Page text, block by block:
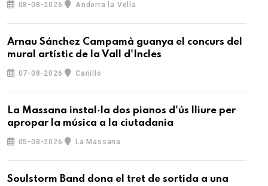
08-08-2026 Andorra la Vella
Arnau Sánchez Campamà guanya el concurs del
mural artístic de la Vall d'Incles
07-08-2026 Canillo
La Massana instal·la dos pianos d'ús lliure per
apropar la música a la ciutadania
05-08-2026 La Massana
Soulstorm Band dona el tret de sortida a una